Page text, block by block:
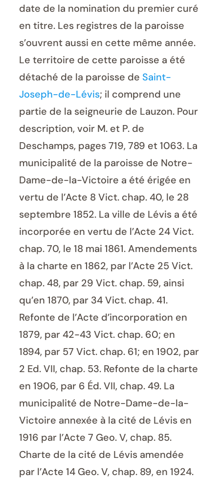
date de la nomination du premier curé
en titre. Les registres de la paroisse
s’ouvrent aussi en cette même année.
Le territoire de cette paroisse a été
détaché de la paroisse de Saint-
Joseph-de-Lévis; il comprend une
partie de la seigneurie de Lauzon. Pour
description, voir M. et P. de
Deschamps, pages 719, 789 et 1063. La
municipalité de la paroisse de Notre-
Dame-de-la-Victoire a été érigée en
vertu de l’Acte 8 Vict. chap. 40, le 28
septembre 1852. La ville de Lévis a été
incorporée en vertu de l’Acte 24 Vict.
chap. 70, le 18 mai 1861. Amendements
à la charte en 1862, par l’Acte 25 Vict.
chap. 48, par 29 Vict. chap. 59, ainsi
qu’en 1870, par 34 Vict. chap. 41.
Refonte de l’Acte d’incorporation en
1879, par 42-43 Vict. chap. 60; en
1894, par 57 Vict. chap. 61; en 1902, par
2 Ed. VII, chap. 53. Refonte de la charte
en 1906, par 6 Éd. VII, chap. 49. La
municipalité de Notre-Dame-de-la-
Victoire annexée à la cité de Lévis en
1916 par l’Acte 7 Geo. V, chap. 85.
Charte de la cité de Lévis amendée
par l’Acte 14 Geo. V, chap. 89, en 1924.